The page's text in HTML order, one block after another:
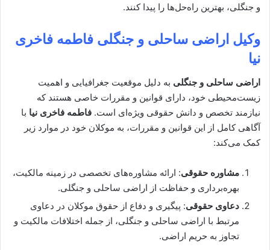
و جنگلی، بهترین راه‌حل‌ها را پیدا کنند.
وکیل اراضی ساحلی و جنگلی فاطمه فاخری
نیا
اراضی ساحلی و جنگلی به دلیل موقعیت جغرافیایی و اهمیت
زیست‌محیطی خود، دارای قوانین و مقررات خاصی هستند که
نیازمند تخصص و دانش حقوقی ویژه‌ای است. فاطمه فاخری نیا با
آگاهی کامل از این قوانین و مقررات، به موکلان خود در موارد زیر
کمک می‌کند:
مشاوره حقوقی: ارائه مشاوره‌های تخصصی در زمینه مالکیت،
بهره‌برداری و حفاظت از اراضی ساحلی و جنگلی.
دعاوی حقوقی: پیگیری و دفاع از حقوق موکلان در دعاوی
مرتبط با اراضی ساحلی و جنگلی، از جمله اختلافات مالکیت و
تجاوز به حریم اراضی.